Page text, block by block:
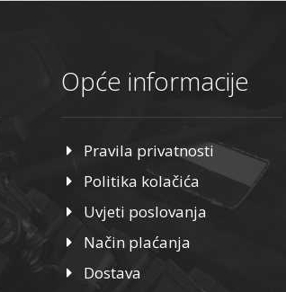
Opće informacije
Pravila privatnosti
Politika kolačića
Uvjeti poslovanja
Način plaćanja
Dostava